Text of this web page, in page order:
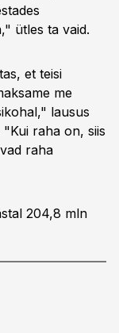
ütles ta vaid.
et teisi
me
lausus
raha on, siis
raha
204,8 mln